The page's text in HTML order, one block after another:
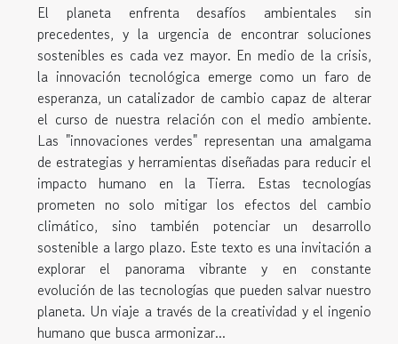
El planeta enfrenta desafíos ambientales sin
precedentes, y la urgencia de encontrar soluciones
sostenibles es cada vez mayor. En medio de la crisis,
la innovación tecnológica emerge como un faro de
esperanza, un catalizador de cambio capaz de alterar
el curso de nuestra relación con el medio ambiente.
Las "innovaciones verdes" representan una amalgama
de estrategias y herramientas diseñadas para reducir el
impacto humano en la Tierra. Estas tecnologías
prometen no solo mitigar los efectos del cambio
climático, sino también potenciar un desarrollo
sostenible a largo plazo. Este texto es una invitación a
explorar el panorama vibrante y en constante
evolución de las tecnologías que pueden salvar nuestro
planeta. Un viaje a través de la creatividad y el ingenio
humano que busca armonizar...